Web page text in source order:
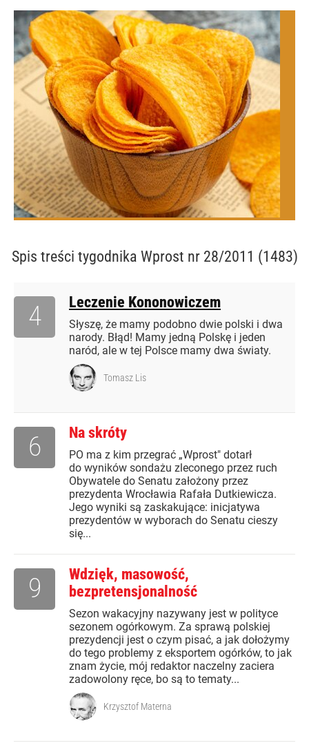
Spis treści tygodnika Wprost nr 28/2011 (1483)
Leczenie Kononowiczem
Słyszę, że mamy podobno dwie polski i dwa
narody. Błąd! Mamy jedną Polskę i jeden
naród, ale w tej Polsce mamy dwa światy.
4
Tomasz Lis
Na skróty
PO ma z kim przegrać „Wprost" dotarł
do wyników sondażu zleconego przez ruch
Obywatele do Senatu założony przez
prezydenta Wrocławia Rafała Dutkiewicza.
Jego wyniki są zaskakujące: inicjatywa
prezydentów w wyborach do Senatu cieszy
się...
6
Wdzięk, masowość,
bezpretensjonalność
Sezon wakacyjny nazywany jest w polityce
sezonem ogórkowym. Za sprawą polskiej
prezydencji jest o czym pisać, a jak dołożymy
do tego problemy z eksportem ogórków, to jak
znam życie, mój redaktor naczelny zaciera
zadowolony ręce, bo są to tematy...
9
Krzysztof Materna